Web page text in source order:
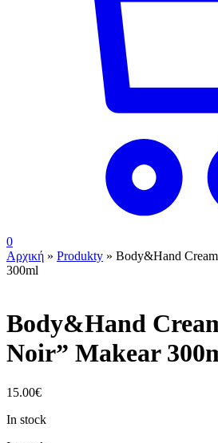
0
Αρχική » Produkty » Body&Hand
300ml
Body&Hand
Noir” Makear
15.00€
In stock